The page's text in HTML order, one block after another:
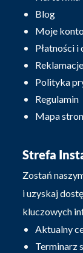
Blog
Moje
Płatności i
Polityka
Regulamin
Mapa
Strefa
Zostań
i uzyskaj
kluczowych
Aktualny
Terminarz